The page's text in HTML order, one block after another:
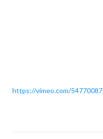
https://vimeo.com/54770087